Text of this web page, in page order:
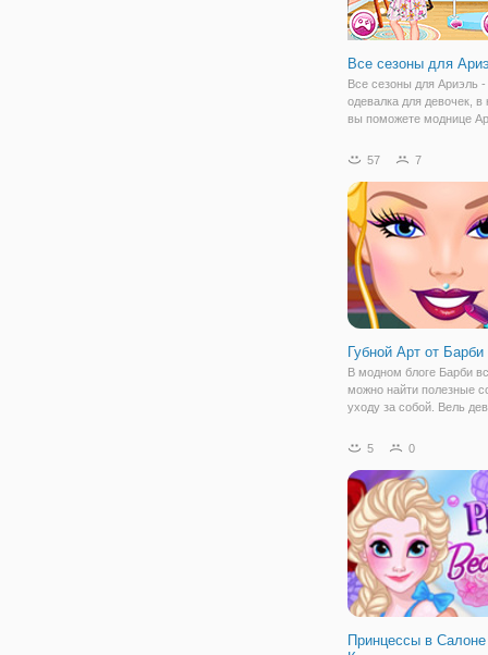
Все сезоны для
Все сезоны для Ариэль -
одевалка для девочек, в
вы поможете моднице
года. Для этого,
для зимы, весны, лета и
57 7
Губной Арт от Барби
В модном блоге Барби
можно найти полезные
уходу за собой. Вель
удивить. К примеру, в
она будет создавать
5 0
Принцессы в Салоне